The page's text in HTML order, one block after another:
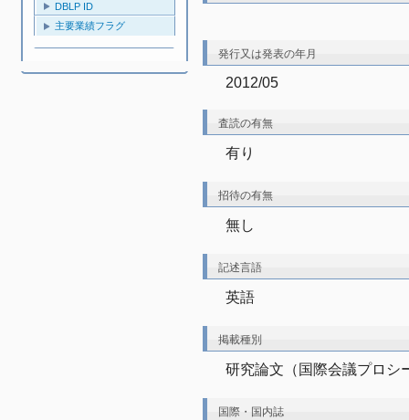
DBLP ID
主要業績フラグ
発行又は発表の年月
2012/05
査読の有無
有り
招待の有無
無し
記述言語
英語
掲載種別
研究論文（国際会議プロシ
国際・国内誌